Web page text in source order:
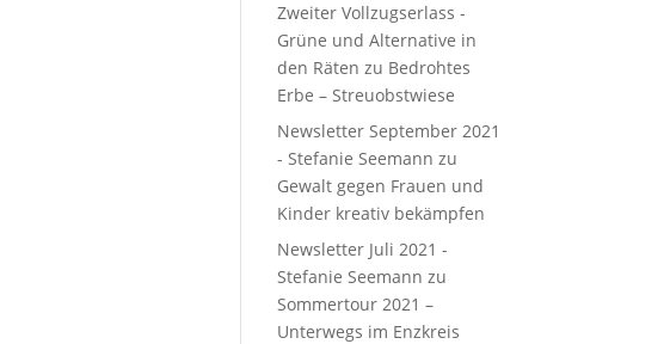
Zweiter Vollzugserlass -
Grüne und Alternative in
den Räten zu Bedrohtes
Erbe – Streuobstwiese
Newsletter September 2021
- Stefanie Seemann zu
Gewalt gegen Frauen und
Kinder kreativ bekämpfen
Newsletter Juli 2021 -
Stefanie Seemann zu
Sommertour 2021 –
Unterwegs im Enzkreis